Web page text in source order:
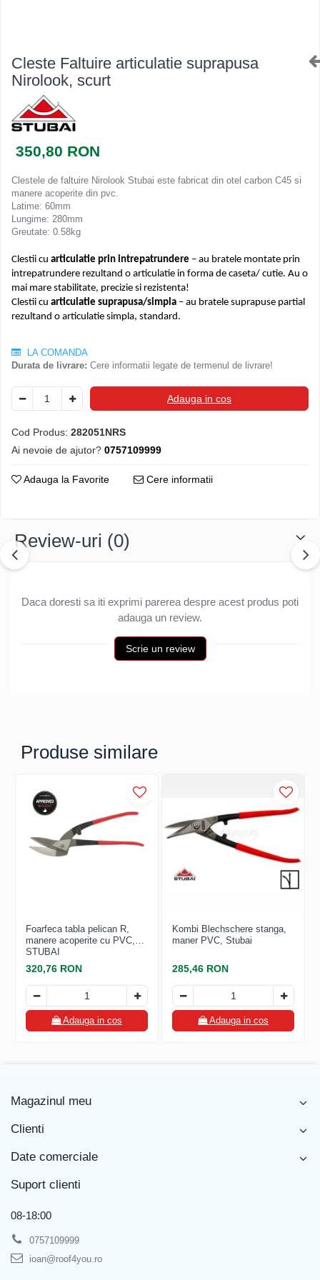
Clesti blocatori
Clesti de sficuit
Clesti inchidere capace atic
Clesti speciali
Clesti de dulgherie
Ciocane
Ciocane cu cap din plastic
Ciocane cu cap din cauciuc
Ciocane cu cap din fier
Ciocane fara recul
Ciocane pentru plumb
Ciocane de finisaje
Scule
Dispozitiv de indoit
Sabloane
Prisme
Expandoare
Accesorii
SOREX
PROD-MASZ
Cleme fixe si mobile
Parazapezi
Ornamente invelitori
Folii de difuzie
Ventilatii
Suporti panouri fotovoltaice
Elemente de dilatare
Suruburi si cuie
Platforme de lucru
Trepte de acces
Lucru pe acoperis
Seturi trepte acces pe acoperis
Cleste Faltuire articulatie suprapusa
Nirolook, scurt
350,80 RON
Clestele de faltuire Nirolook Stubai este fabricat din otel carbon C45 si
manere acoperite din pvc.
Latime: 60mm
Lungime: 280mm
Greutate: 0.58kg
Clestii cu articulatie prin intrepatrundere – au bratele montate prin
intrepatrundere rezultand o articulatie in forma de caseta/ cutie. Au o
mai mare stabilitate, precizie si rezistenta!
Clestii cu articulatie suprapusa/simpla – au bratele suprapuse partial
rezultand o articulatie simpla, standard.
LA COMANDA
Durata de livrare: Cere informatii legate de termenul de livrare!
Adauga in cos
Cod Produs: 282051NRS
Ai nevoie de ajutor? 0757109999
Adauga la Favorite Cere informatii
Review-uri (0)
Daca doresti sa iti exprimi parerea despre acest produs poti
adauga un review.
Scrie un review
Produse similare
Foarfeca tabla pelican R,
manere acoperite cu PVC,
STUBAI
320,76 RON
Adauga in cos
Kombi Blechschere stanga,
maner PVC, Stubai
285,46 RON
Adauga in cos
Magazinul meu
Clienti
Date comerciale
Suport clienti
08-18:00
0757109999
ioan@roof4you.ro